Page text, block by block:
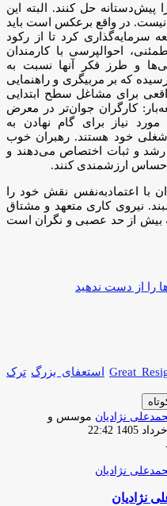
پیش‌دستانه حل کنند. البته این
نیست. در واقع برعکس است باید
سرمایه‌گذاری کرد تا از رکود
احوالپرسی با کارمندان
و طرز فکر آنها نسبت به
که بر مربیگری و راهنمایی
برای مشاغل سطح ابتدایی
کارگران جوان‌تر در معرض
نیاز برای گام نهادن به
شغلی خود هستند. رهبران خوب
رشد و ثبات اختصاص می‌دهند و
ارزشمندی کنند.
با اعتمادبه‌نفس نقش خود را
نیروی کاری متعهد و مشتاق
بیش از حد عصبی و نگران است
را از دست ندهید
Great استعفای بزرگ ترک
موسس و
نژادیان